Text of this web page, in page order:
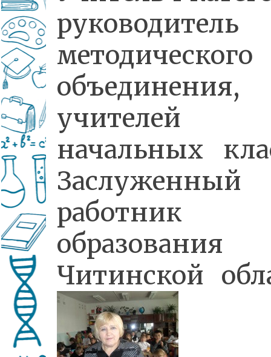
руководитель
методического
объединения,
учителей
начальных
Заслуженный
работник
образования
Читинской